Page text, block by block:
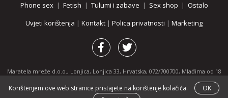
Phone sex| Fetish | Tulumi i zabave | Sex shop | Ostalo
Uvjeti korištenja | Kontakt | Polica privatnosti | Marketing
Maratela mreže d.o.o., Lonjica, Lonjica 33, Hrvatska, 072/700700, Mlađima od 18
godina zabranjeno je pregledavanje stranice i svih njenih dijelova.
Partnerski portali:osobnikontakti.com|hotline.hr|ThePornDude.com
Korištenjem ove web stranice pristajete na korištenje kolačića.
OK